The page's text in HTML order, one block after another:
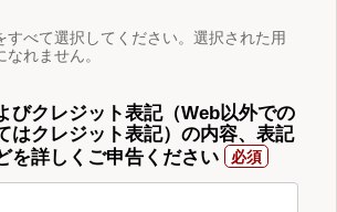
べて選択してください。選択された用
れません。
びクレジット表記（Web以外での
はクレジット表記）の内容、表記
を詳しくご申告ください